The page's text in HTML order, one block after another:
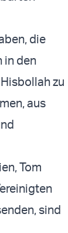
die
in den
zu
aus
Tom
sind